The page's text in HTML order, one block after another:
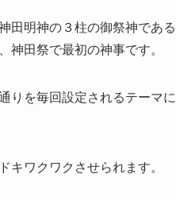
田明神の３柱の御祭神である
神田祭で最初の神事です。
りを毎回設定されるテーマに
キワクワクさせられます。